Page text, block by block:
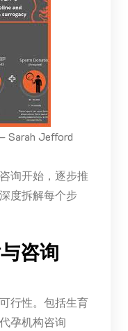
Sarah Jefford
询开始，逐步推
度拆解每个步
咨询
行性。包括生育
孕机构咨询